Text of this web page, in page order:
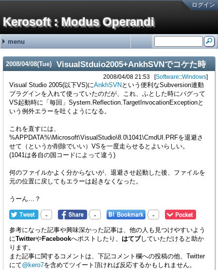
ログイン
Kerosoft : Modus Operandi
menu
最近の記事
#251:
SONYの無線ノイキャンヘッドホン WH-1000XM3の延命措置 (06/19)
#250:
ディスプレイの入力切替イベントを拾う方法メモ (12/31)
#249:
無停電電源装置(UPS)の鉛バッテリーを無料で処分する方法 (10/01)
#248:
アメリカ現地番号のAT&T SIMカードを日本で準備していく方法
#247:
古のRaspberry Piを使ったお手軽デジタルサイネージ (01/31)
最近のコメント
霧ヶ峰REMOTEの機器登録バグの回避方法 金曜が大好きなOL
brother製スキャンツールControlCenter4を直接起動する方法 hy
霧ヶ峰REMOTEの機器登録バグの回避方法 せつこ
霧ヶ峰REMOTEの機器登録バグの回避方法 nn
霧ヶ峰REMOTEの機器登録バグの回避方法 n
タグNetService (15)
adiary (5)
Google (1)
ValueDomain (2)
Sakura (1)
Software (176)
Windows (95)
Macintosh (5)
Linux (69)
VM/ESXi (6)
Languages (13)
Java (2)
Perl (7)
C# (2)
CSS (1)
JavaScript (1)
Hardware (46)
PC (8)
VAIO (7)
Phone (8)
Printer (4)
NAS (1)
HDDRecorder (1)
CarNavi (1)
NetworkSwitch (8)
Raspberry Pi (2)
ThinkPad (2)
Appliances (3)
Mobile (4)
(none) (2)
2008/04/08(Tue) VisualStduio2005+AnkhSVNでコケた時
2008/04/08 21:53 Software::Windows
Visual Studio 2005(以下VS)にAnkhSVNという便利なSubversion連動
プラグインを入れて使っていたのだが、これ、ふとした時にバグって
VS起動時に「毎回」System.Reflection.TargetInvocationExceptionと
いう例外エラーを吐くようになる。
これを直すには、
%APPDATA%\Microsoft\VisualStudio\8.0\1041\CmdUI.PRFを退避さ
せて（というか削除でいい）VSを一度走らせるとよいらしい。
(1041は各自の国コードによって違う)
何のファイルかよく分からないが、退避させ起動した後、ファイルを
元の位置に戻してもエラーは起きなくなった。
うーん…？
- - -
参考になった記事や興味深かった記事は、他の人も見つけやすいよう
にTwitterやFacebookへポストしたり、 はてブしていただけると助か
ります。
また記事に関するコメントは、下記コメント欄への投稿の他、Twitter
にて@kero7を含めてツイート頂ければ反応するかもしれません。